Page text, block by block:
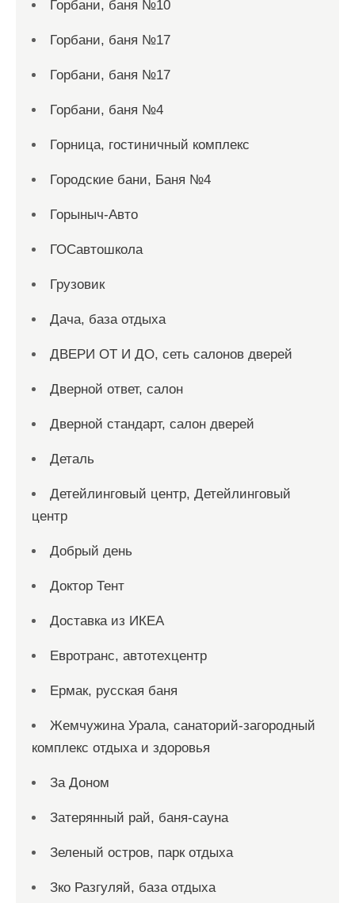
Горбани, баня №10
Горбани, баня №17
Горбани, баня №17
Горбани, баня №4
Горница, гостиничный комплекс
Городские бани, Баня №4
Горыныч-Авто
ГОСавтошкола
Грузовик
Дача, база отдыха
ДВЕРИ ОТ И ДО, сеть салонов дверей
Дверной ответ, салон
Дверной стандарт, салон дверей
Деталь
Детейлинговый центр, Детейлинговый
центр
Добрый день
Доктор Тент
Доставка из ИКЕА
Евротранс, автотехцентр
Ермак, русская баня
Жемчужина Урала, санаторий-загородный
комплекс отдыха и здоровья
За Доном
Затерянный рай, баня-сауна
Зеленый остров, парк отдыха
Зко Разгуляй, база отдыха